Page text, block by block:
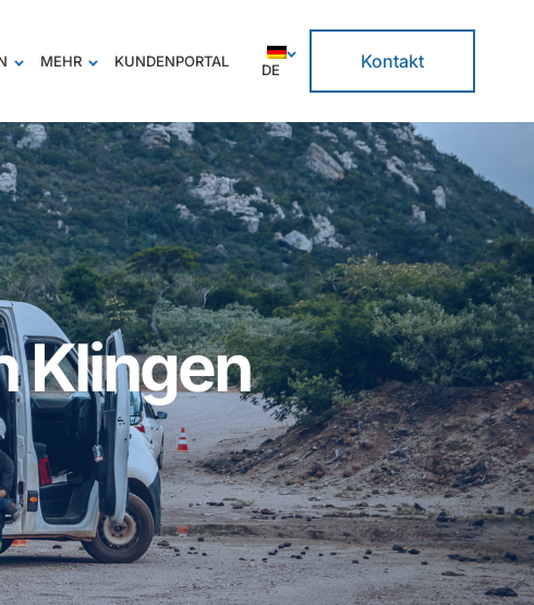
MEHR KUNDENPORTAL DE Kontakt
Klingen